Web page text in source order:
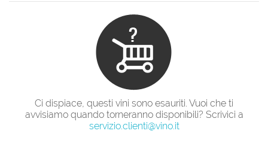
Ci dispiace, questi vini sono esauriti. Vuoi che ti
avvisiamo quando torneranno disponibili? Scrivici a
servizio.clienti@vino.it